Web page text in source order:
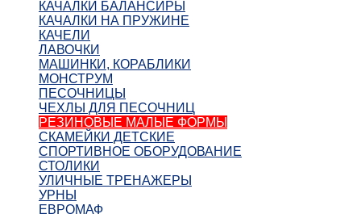
КАЧАЛКИ БАЛАНСИРЫ
КАЧАЛКИ НА ПРУЖИНЕ
КАЧЕЛИ
ЛАВОЧКИ
МАШИНКИ, КОРАБЛИКИ
МОНСТРУМ
ПЕСОЧНИЦЫ
ЧЕХЛЫ ДЛЯ ПЕСОЧНИЦ
РЕЗИНОВЫЕ МАЛЫЕ ФОРМЫ
СКАМЕЙКИ ДЕТСКИЕ
СПОРТИВНОЕ ОБОРУДОВАНИЕ
СТОЛИКИ
УЛИЧНЫЕ ТРЕНАЖЕРЫ
УРНЫ
ЕВРОМАФ